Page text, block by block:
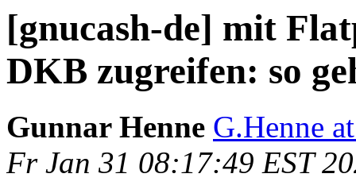
[gnucash-de] mit
DKB zugreifen: so
Gunnar Henne G.Henne
Fr Jan 31 08:17:49 EST